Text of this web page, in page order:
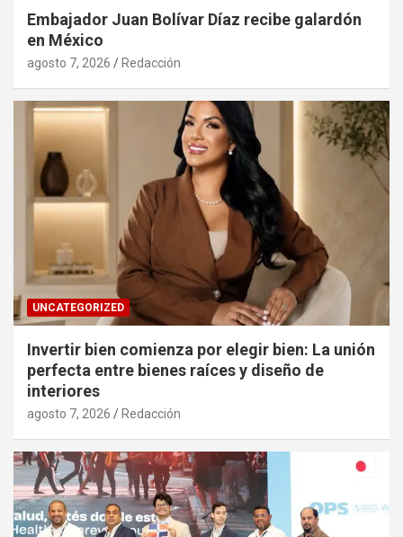
Embajador Juan Bolívar Díaz recibe galardón
en México
agosto 7, 2026 Redacción
UNCATEGORIZED
Invertir bien comienza por elegir bien: La unión
perfecta entre bienes raíces y diseño de
interiores
agosto 7, 2026 Redacción